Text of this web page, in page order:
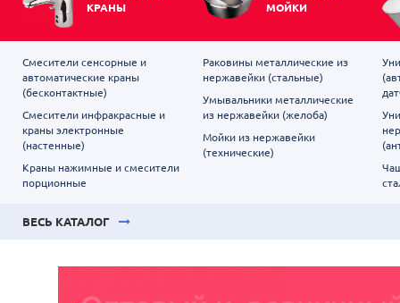
КРАНЫ
МОЙКИ
Смесители сенсорные и
автоматические краны
(бесконтактные)
Смесители инфракрасные и
краны электронные
(настенные)
Краны нажимные и смесители
порционные
Раковины металлические из
нержавейки (стальные)
Умывальники металлические
из нержавейки (желоба)
Мойки из нержавейки
(технические)
ВЕСЬ КАТАЛОГ